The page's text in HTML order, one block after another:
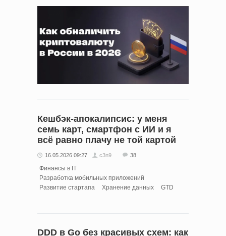
Кешбэк-апокалипсис: у меня
семь карт, смартфон с ИИ и я
всё равно плачу не той картой
16.05.2026 09:27 c3n9 38
Финансы в IT
Разработка мобильных приложений
Развитие стартапа
Хранение данных GTD
DDD в Go без красивых схем: как